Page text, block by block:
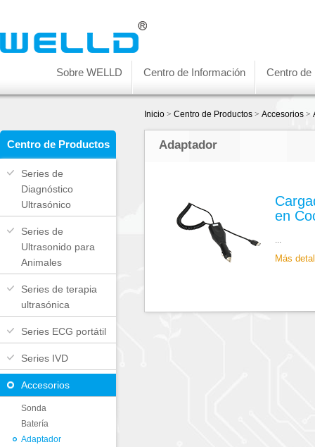
Sobre WELLD Centro de Información Centro de
Centro de Productos
Series de
Diagnóstico
Ultrasónico
Series de
Ultrasonido para
Animales
Series de terapia
ultrasónica
Series ECG portátil
Series IVD
Accesorios
Sonda
Batería
Adaptador
Inicio > Centro de Productos > Accesorios >
Adaptador
en
...
Más